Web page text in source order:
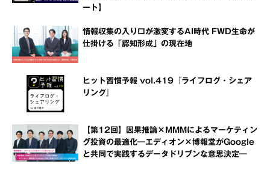
ート】
情報収集の入り口が激変するAI時代 FWD生命が
仕掛ける「認知形成」の現在地
ヒット習慣予報 vol.419『ライフログ・シェア
リング』
【第12回】因果推論×MMMによるマーケティン
グ投資の最適化―エディオン×博報堂がGoogle
と共同で実践するデータドリブンな意思決定―